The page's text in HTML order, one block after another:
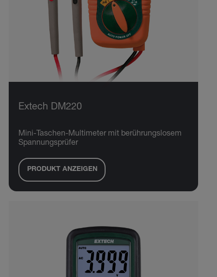
Extech DM220
Mini-Taschen-Multimeter mit berührungslosem
Spannungsprüfer
PRODUKT ANZEIGEN